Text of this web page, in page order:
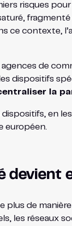
risques
ce contexte,
de
dispositifs
la
dispositifs, en
européen.
devient
plus de
les réseaux